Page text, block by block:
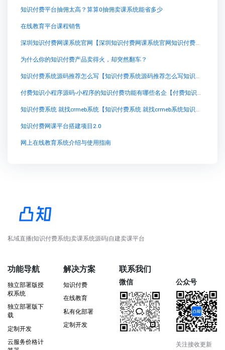
知识付费平台抽佣太高？算算0抽佣卖课系统能省多少
在线教育平台课程销售
深圳知识付费网课系统官网【深圳知识付费网课系统官网知识付费系统系统怎么制作，知识付费系统搭建使用教程】
为什么你的知识付费产品卖得火，却突然翻车？
知识付费系统源码推荐怎么写【知识付费系统源码推荐怎么写知识付费系统系统怎么制作，知识付费系统搭建使用教程】
付费知识小程序源码-小程序的知识付费功能有哪些名企【付费知识小程序源码-小程序的知识付费功能有哪些名企知识付费系统系统怎么制作，知识付费系统搭建使用教程】
知识付费系统 就找crmeb系统【知识付费系统 就找crmeb系统知识付费系统系统怎么制作，知识付费系统搭建使用教程】
知识付费网课平台搭建项目2.0
网上在线教育系统介绍与使用指南
私域直播|知识付费系统|卖课系统源码|自建卖课平台
功能导航
独立部署版授
权系统
独立部署版下
载
定制开发
云服务价格计
解决方案
知识付费
在线教育
私有化部署
定制开发
联系我们
微信 公众号
关注接收更新